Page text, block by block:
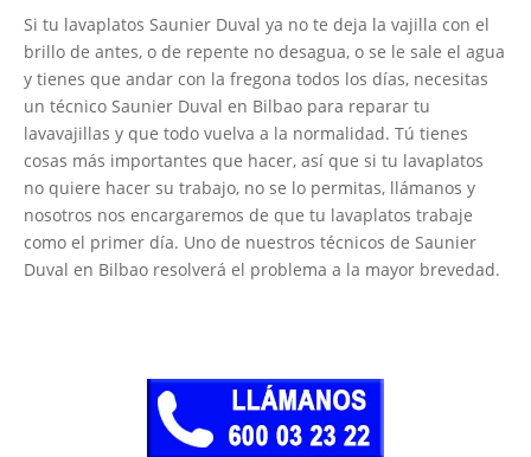
Si tu lavaplatos Saunier Duval ya no te deja la vajilla con el
brillo de antes, o de repente no desagua, o se le sale el agua
y tienes que andar con la fregona todos los días, necesitas
un técnico Saunier Duval en Bilbao para reparar tu
lavavajillas y que todo vuelva a la normalidad. Tú tienes
cosas más importantes que hacer, así que si tu lavaplatos
no quiere hacer su trabajo, no se lo permitas, llámanos y
nosotros nos encargaremos de que tu lavaplatos trabaje
como el primer día. Uno de nuestros técnicos de Saunier
Duval en Bilbao resolverá el problema a la mayor brevedad.